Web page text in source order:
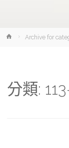
HomeArchive for
分類: